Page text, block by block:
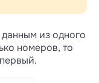
из одного
номеров, то